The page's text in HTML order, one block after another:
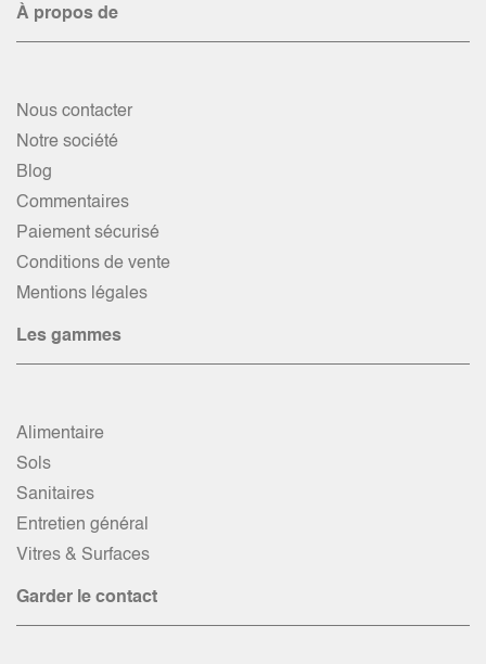
À propos de
Nous contacter
Notre société
Blog
Commentaires
Paiement sécurisé
Conditions de vente
Mentions légales
Les gammes
Alimentaire
Sols
Sanitaires
Entretien général
Vitres & Surfaces
Garder le contact